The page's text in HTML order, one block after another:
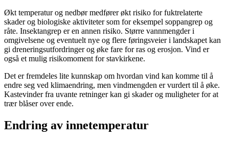
Økt temperatur og nedbør medfører økt risiko for fuktrelaterte
skader og biologiske aktiviteter som for eksempel soppangrep og
råte. Insektangrep er en annen risiko. Større vannmengder i
omgivelsene og eventuelt nye og flere føringsveier i landskapet kan
gi dreneringsutfordringer og øke fare for ras og erosjon. Vind er
også et mulig risikomoment for stavkirkene.
Det er fremdeles lite kunnskap om hvordan vind kan komme til å
endre seg ved klimaendring, men vindmengden er vurdert til å øke.
Kastevinder fra uvante retninger kan gi skader og muligheter for at
trær blåser over ende.
Endring av innetemperatur